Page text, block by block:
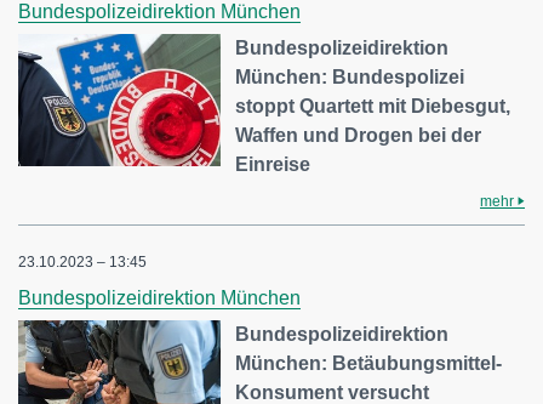
Bundespolizeidirektion München
Bundespolizeidirektion
München: Bundespolizei
stoppt Quartett mit Diebesgut,
Waffen und Drogen bei der
Einreise
mehr
23.10.2023 – 13:45
Bundespolizeidirektion München
Bundespolizeidirektion
München: Betäubungsmittel-
Konsument versucht